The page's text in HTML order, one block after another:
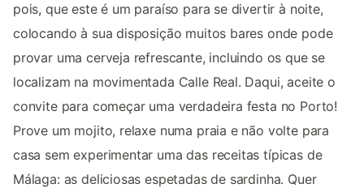
pois, que este é um paraíso para se divertir à noite,
colocando à sua disposição muitos bares onde pode
provar uma cerveja refrescante, incluindo os que se
localizam na movimentada Calle Real. Daqui, aceite o
convite para começar uma verdadeira festa no Porto!
Prove um mojito, relaxe numa praia e não volte para
casa sem experimentar uma das receitas típicas de
Málaga: as deliciosas espetadas de sardinha. Quer